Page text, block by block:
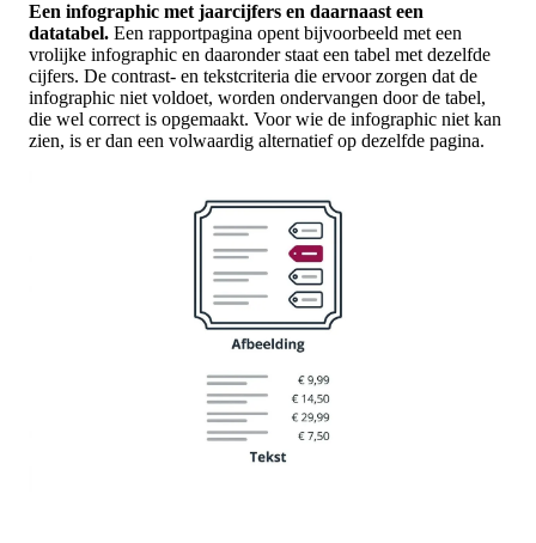
Een infographic met jaarcijfers en daarnaast een
datatabel. Een rapportpagina opent bijvoorbeeld met een
vrolijke infographic en daaronder staat een tabel met dezelfde
cijfers. De contrast- en tekstcriteria die ervoor zorgen dat de
infographic niet voldoet, worden ondervangen door de tabel,
die wel correct is opgemaakt. Voor wie de infographic niet kan
zien, is er dan een volwaardig alternatief op dezelfde pagina.